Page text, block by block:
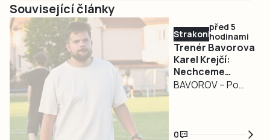
Související články
Strakonicko
před 5
hodinami
Trenér Bavorova
Karel Krejčí:
Nechceme
budovat úplně
BAVOROV – Po
nová kapitola.
0